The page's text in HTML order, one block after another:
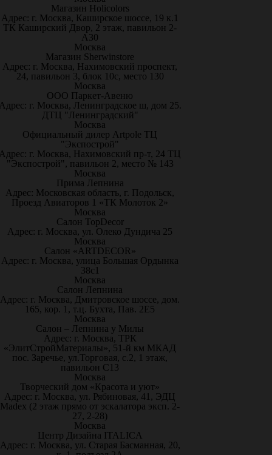
Магазин Holicolors
Адрес: г. Москва, Каширское шоссе, 19 к.1
ТК Каширский Двор, 2 этаж, павильон 2-
А30
Москва
Магазин Sherwinstore
Адрес: г. Москва, Нахимовский проспект,
24, павильон 3, блок 10с, место 130
Москва
ООО Паркет-Авeню
г. Москва, Ленинградское ш, дом 25.
ДТЦ "Ленинградский"
Москва
Официальный дилер Artpole ТЦ
"Экспострой"
г. Москва, Нахимовский пр-т, 24 ТЦ
"Экспострой", павильон 2, место № 143
Москва
Прима Лепнина
Адрес: Московская область, г. Подольск,
Проезд Авиаторов 1 «ТК Молоток 2»
Москва
Салон TopDecor
Адрес: г. Москва, ул. Олеко Дундича 25
Москва
Салон «ARTDECOR»
Адрес: г. Москва, улица Большая Ордынка
38с1
Москва
Салон Лепнина
Адрес: г. Москва, Дмитровское шоссе, дом.
165, кор. 1, т.ц. Бухта, Пав. 2Е5
Москва
Салон – Лепнина у Милы
Адрес: г. Москва, ТРК
«ЭлитСтройМатериалы», 51-й км МКАД
пос. Заречье, ул.Торговая, с.2, 1 этаж,
павильон С13
Москва
Творческий дом «Красота и уют»
Адрес: г. Москва, ул. Рябиновая, 41, ЭДЦ
Madex (2 этаж прямо от эскалатора эксп. 2-
27, 2-28)
Москва
Центр Дизайна ITALICA
Адрес: г. Москва, ул. Старая Басманная, 20,